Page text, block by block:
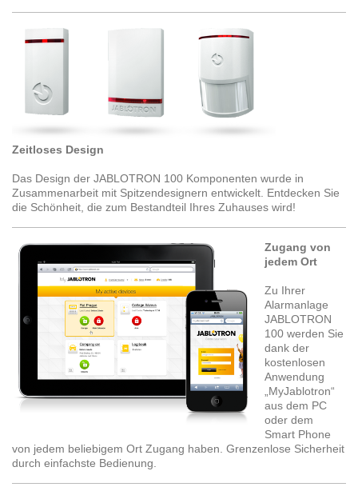
Zeitloses Design
Das Design der JABLOTRON 100 Komponenten wurde in
Zusammenarbeit mit Spitzendesignern entwickelt. Entdecken Sie
die Schönheit, die zum Bestandteil Ihres Zuhauses wird!
Zugang von
jedem Ort
Zu Ihrer
Alarmanlage
JABLOTRON
100 werden Sie
dank der
kostenlosen
Anwendung
„MyJablotron“
aus dem PC
oder dem
Smart Phone
von jedem beliebigem Ort Zugang haben. Grenzenlose Sicherheit
durch einfachste Bedienung.